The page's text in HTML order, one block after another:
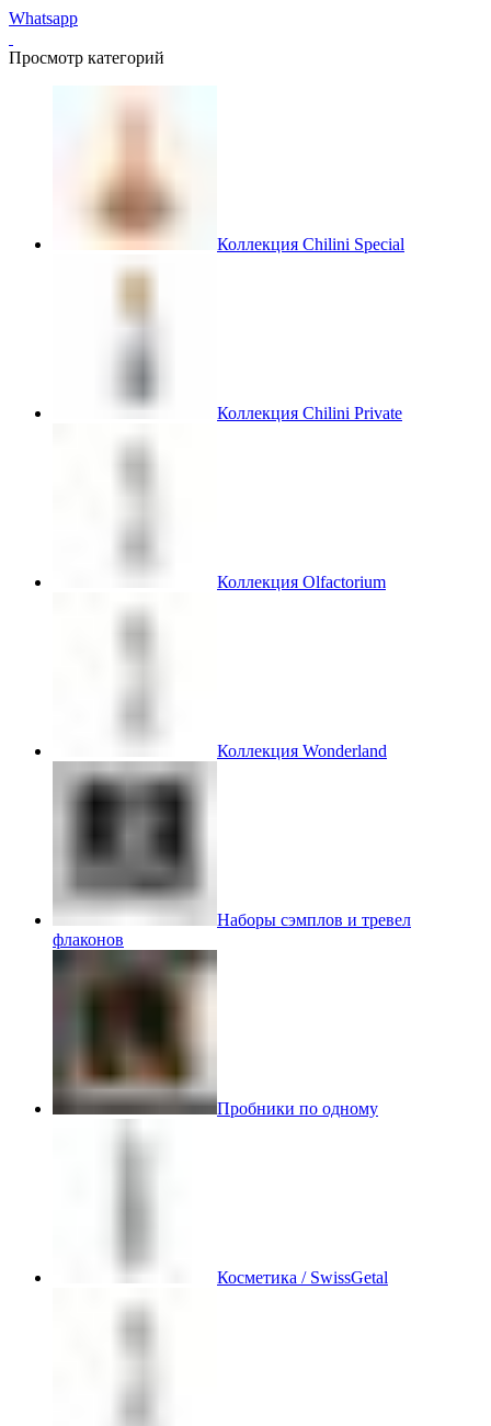
Whatsapp
Просмотр категорий
Коллекция Chilini Special
Коллекция Chilini Private
Коллекция Olfactorium
Коллекция Wonderland
Наборы сэмплов и тревел
флаконов
Пробники по одному
Косметика / SwissGetal